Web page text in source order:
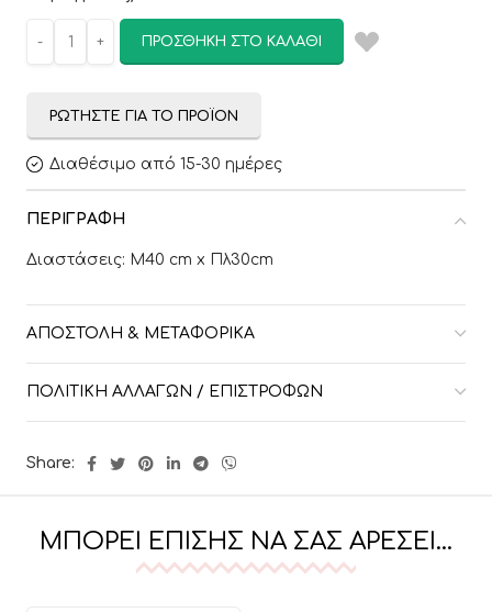
ΠΡΟΣΘΉΚΗ ΣΤΟ ΚΑΛΆΘΙ
ΡΩΤΉΣΤΕ ΓΙΑ ΤΟ ΠΡΟΪΌΝ
Διαθέσιμο από 15-30 ημέρες
ΠΕΡΙΓΡΑΦΉ
Διαστάσεις: Μ40 cm x Πλ30cm
ΑΠΟΣΤΟΛΉ & ΜΕΤΑΦΟΡΙΚΆ
ΠΟΛΙΤΙΚΉ ΑΛΛΑΓΏΝ / ΕΠΙΣΤΡΟΦΏΝ
Share:
ΜΠΟΡΕΊ ΕΠΊΣΗΣ ΝΑ ΣΑΣ ΑΡΈΣΕΙ…